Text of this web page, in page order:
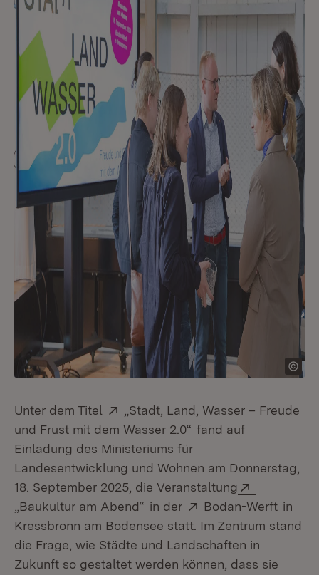
Unter dem Titel Extern:
„Stadt, Land, Wasser – Freude
und Frust mit dem Wasser 2.0“ (Öffnet in neuem
fand auf
Einladung des Ministeriums für
Landesentwicklung und Wohnen am Donnerstag,
18. September 2025, die Veranstaltung
„Baukultur am Abend“ (Öffnet in neuem Fenster)
in der Extern:
Bodan-Werft in
Kressbronn am Bodensee statt. Im Zentrum stand
die Frage, wie Städte und Landschaften in
Zukunft so gestaltet werden können, dass sie